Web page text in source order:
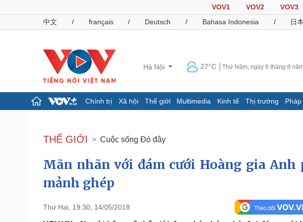
VOV1 VOV2 VOV3
中文
/ français / Deutsch / Bahasa Indonesia / 日
Hà Nội 27°C Thứ Năm, ngày 6 tháng 8
Chính trị Xã hội Thế giới Multimedia Kinh tế Thị trường
Đảng
Tổ chức nhân sự
Nhận diện sự thật
Tin 24h
Dự báo thời tiết
Dấu ấn VOV
Pháp luật
Thể thao
Bóng đá
THẾ GIỚI Cuộc sống Đó đây
Mãn nhãn với đám cưới Hoàng gia Anh
mảnh ghép
Thứ Hai, 19:30, 14/05/2018